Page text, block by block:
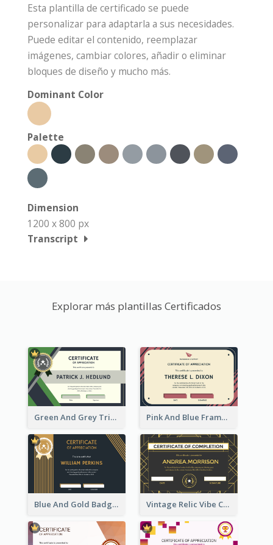
Esta plantilla de certificado se puede
personalizar para adaptarla a sus necesidades.
Puede editar el contenido, reemplazar
imágenes, cambiar colores, añadir o eliminar
bloques de diseño y mucho más.
Dominant Color
Palette
Dimension
1200 x 800 px
Transcript
Explorar más plantillas Certificados
Green And Grey Triangles With Badge Certificate Pink And Blue Frame Company Certificate
Blue And Gold Badge Appreciation Certificate Vintage Relic Vibe Certificate Design Template